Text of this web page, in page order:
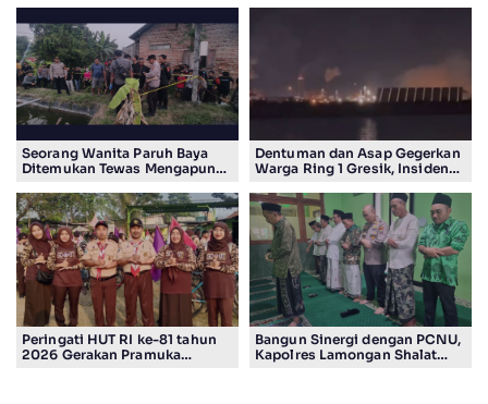
Seorang Wanita Paruh Baya
Ditemukan Tewas Mengapung
Dentuman dan Asap Gegerkan
Warga Ring 1 Gresik, Insiden
Smelting
Peringati HUT RI ke-81 tahun
2026 Gerakan Pramuka
Bangun Sinergi dengan PCNU,
Kapolres Lamongan Shalat